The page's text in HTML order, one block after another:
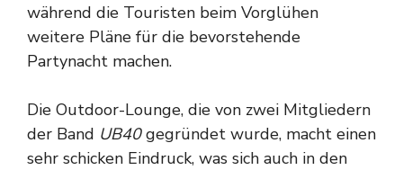
während die Touristen beim Vorglühen
weitere Pläne für die bevorstehende
Partynacht machen.
Die Outdoor-Lounge, die von zwei Mitgliedern
der Band UB40gegründet wurde, macht einen
sehr schicken Eindruck, was sich auch in den